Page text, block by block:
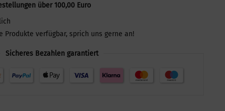
über 100,00 Euro
verfügbar, sprich uns gerne an!
Sicheres Bezahlen garantiert